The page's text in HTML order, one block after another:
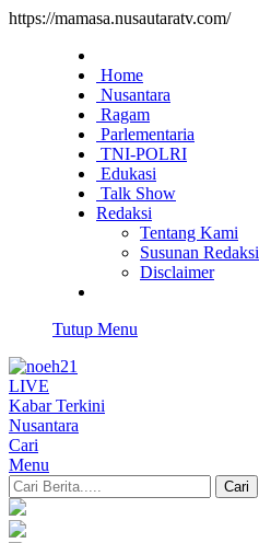
https://mamasa.nusautaratv.com/
Home
Nusantara
Ragam
Parlementaria
TNI-POLRI
Edukasi
Talk Show
Redaksi
Tentang Kami
Susunan Redaksi
Disclaimer
Tutup Menu
LIVE
Kabar Terkini
Nusantara
Cari
Menu
Cari